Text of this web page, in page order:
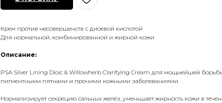
Крем против несовершенств с диоевой кислотой
Для нормальной, комбинированной и жирной кожи
Описание:
PSA Silver Lining Dioic & Willowherb Clarifying Cream для мощнейшей
пигментными пятнами и прочими кожными заболеваниями.
Нормализирует секрецию сальных желёз, уменьшает жирность кожи в